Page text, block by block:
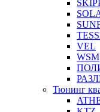
VEL
WSM
Тюнинг